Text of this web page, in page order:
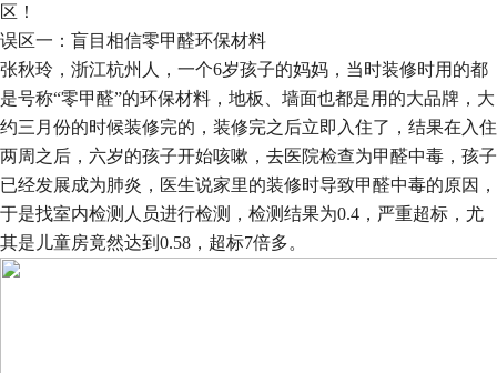
区！
误区一：盲目相信零甲醛环保材料
张秋玲，浙江杭州人，一个6岁孩子的妈妈，当时装修时用的都
是号称“零甲醛”的环保材料，地板、墙面也都是用的大品牌，大
约三月份的时候装修完的，装修完之后立即入住了，结果在入住
两周之后，六岁的孩子开始咳嗽，去医院检查为甲醛中毒，孩子
已经发展成为肺炎，医生说家里的装修时导致甲醛中毒的原因，
于是找室内检测人员进行检测，检测结果为0.4 ，严重超标，尤
其是儿童房竟然达到 0.58 ，超标7倍多。